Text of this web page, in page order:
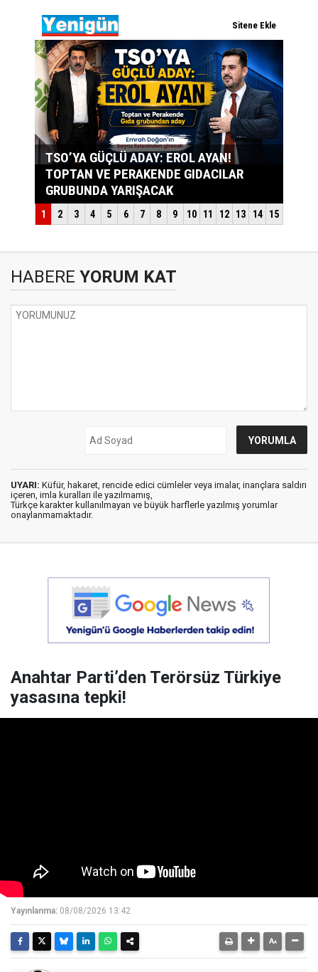
HABERE YORUM KAT
UYARI: Küfür, hakaret, rencide edici cümleler veya imalar, inançlara saldırı
içeren, imla kuralları ile yazılmamış,
Türkçe karakter kullanılmayan ve büyük harflerle yazılmış yorumlar
onaylanmamaktadır.
Anahtar Parti’den Terörsüz Türkiye
yasasına tepki!
Yayınlanma: 08/08/2026 13:42